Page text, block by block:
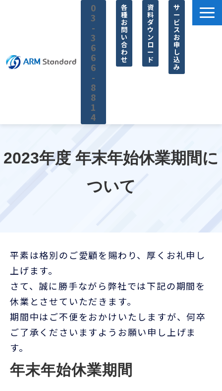
0
3
-
3
6
6
6
-
8
8
1
4
各
種
お
問
い
合
わ
せ
資
料
ダ
ウ
ン
ロ
ー
ド
サ
ー
ビ
ス
お
申
し
込
み
料金
無料セミナー
お役立ち情報
2023年度 年末年始休業期間に
ついて
平素は格別のご愛顧を賜わり、厚くお礼申し
上げます。
さて、誠に勝手ながら弊社では下記の期間を
休業とさせていただきます。
期間中はご不便をおかけいたしますが、何卒
ご了承くださいますようお願い申し上げま
す。
年末年始休業期間